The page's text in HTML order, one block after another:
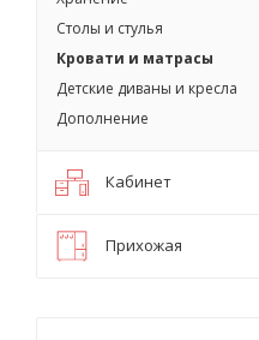
Столы и стулья
Кровати и матрасы
Детские диваны и кресла
Дополнение
Кабинет
Прихожая